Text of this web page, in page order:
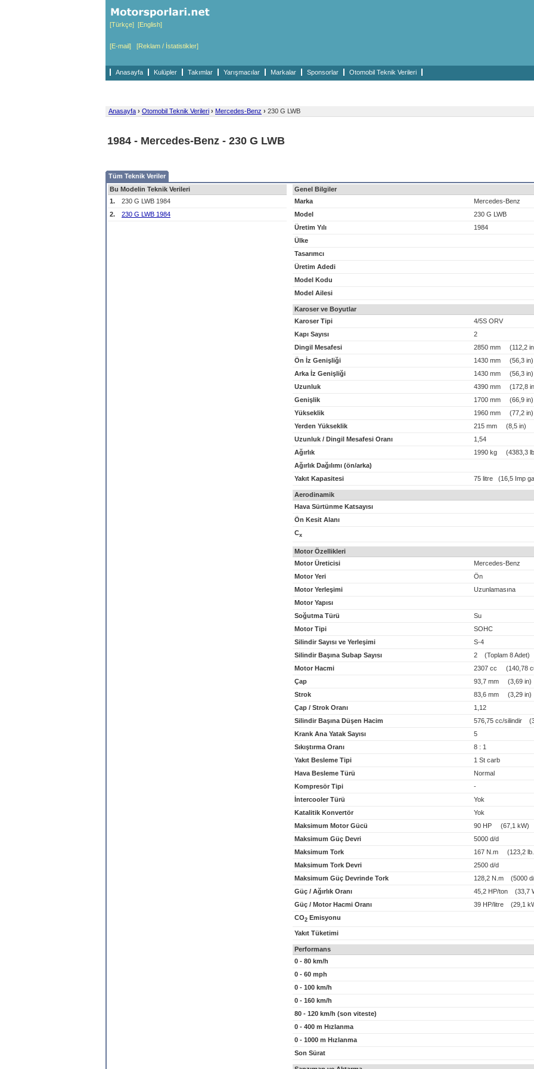
[Türkçe] [English]
[E-mail] [Reklam / İstatistikler]
Anasayfa Kulüpler Takımlar Yarışmacılar Markalar Sponsorlar Otomobil Teknik Verileri
Anasayfa › Otomobil Teknik Verileri › Mercedes-Benz › 230 G LWB
1984 - Mercedes-Benz - 230 G LWB
Tüm Teknik Veriler
Bu Modelin Teknik Verileri
1.
230 G LWB 1984
2.
230 G LWB 1984
Genel Bilgiler
Marka
Mercedes-Benz
Model
230 G LWB
Üretim Yılı
1984
Ülke
Tasarımcı
Üretim Adedi
Model Kodu
Model Ailesi
Karoser ve Boyutlar
Karoser Tipi
4/5S ORV
Kapı Sayısı
2
Dingil Mesafesi
2850 mm (112,2
Ön İz Genişliği
1430 mm (56,3 in)
Arka İz Genişliği
1430 mm (56,3 in)
Uzunluk
4390 mm (172,8
Genişlik
1700 mm (66,9 in)
Yükseklik
1960 mm (77,2 in)
Yerden Yükseklik
215 mm (8,5 in)
Uzunluk / Dingil Mesafesi Oranı
1,54
Ağırlık
1990 kg (4383,3
Ağırlık Dağılımı (ön/arka)
Yakıt Kapasitesi
75 litre (16,5 Imp
Aerodinamik
Hava Sürtünme Katsayısı
Ön Kesit Alanı
Cx
Motor Özellikleri
Motor Üreticisi
Mercedes-Benz
Motor Yeri
Ön
Motor Yerleşimi
Uzunlamasına
Motor Yapısı
Soğutma Türü
Su
Motor Tipi
SOHC
Silindir Sayısı ve Yerleşimi
S-4
Silindir Başına Subap Sayısı
2 (Toplam 8 Adet)
Motor Hacmi
2307 cc (140,78
Çap
93,7 mm (3,69 in)
Strok
83,6 mm (3,29 in)
Çap / Strok Oranı
1,12
Silindir Başına Düşen Hacim
576,75 cc/silindir
Krank Ana Yatak Sayısı
5
Sıkıştırma Oranı
8 : 1
Yakıt Besleme Tipi
1 St carb
Hava Besleme Türü
Normal
Kompresör Tipi
-
İntercooler Türü
Yok
Katalitik Konvertör
Yok
Maksimum Motor Gücü
90 HP (67,1 kW)
Maksimum Güç Devri
5000 d/d
Maksimum Tork
167 N.m (123,2
Maksimum Tork Devri
2500 d/d
Maksimum Güç Devrinde Tork
128,2 N.m (5000
Güç / Ağırlık Oranı
45,2 HP/ton (33,7
Güç / Motor Hacmi Oranı
39 HP/litre (29,1
CO2 Emisyonu
Yakıt Tüketimi
Performans
0 - 80 km/h
0 - 60 mph
0 - 100 km/h
0 - 160 km/h
80 - 120 km/h (son viteste)
0 - 400 m Hızlanma
0 - 1000 m Hızlanma
Son Sürat